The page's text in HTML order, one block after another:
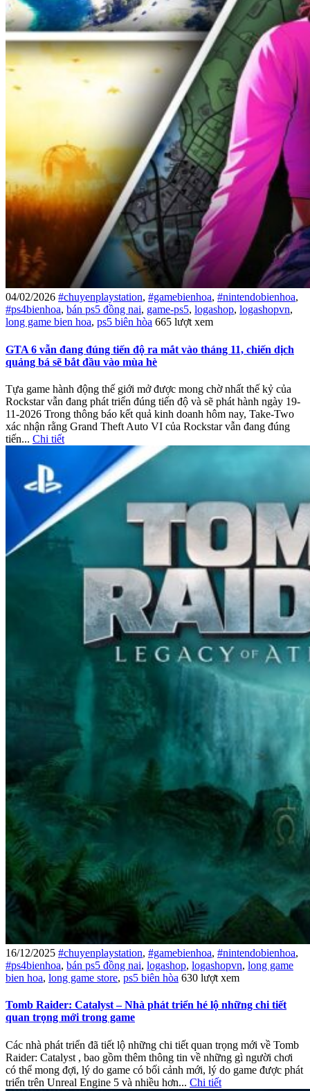
04/02/2026 #chuyenplaystation, #gamebienhoa, #nintendobienhoa,
#ps4bienhoa, bán ps5 đồng nai, game-ps5, logashop, logashopvn,
long game bien hoa, ps5 biên hòa 665 lượt xem
GTA 6 vẫn đang đúng tiến độ ra mắt vào tháng 11, chiến dịch
quảng bá sẽ bắt đầu vào mùa hè
Tựa game hành động thế giới mở được mong chờ nhất thế kỷ của
Rockstar vẫn đang phát triển đúng tiến độ và sẽ phát hành ngày 19-
11-2026 Trong thông báo kết quả kinh doanh hôm nay, Take-Two
xác nhận rằng Grand Theft Auto VI của Rockstar vẫn đang đúng
tiến... Chi tiết
16/12/2025 #chuyenplaystation, #gamebienhoa, #nintendobienhoa,
#ps4bienhoa, bán ps5 đồng nai, logashop, logashopvn, long game
bien hoa, long game store, ps5 biên hòa 630 lượt xem
Tomb Raider: Catalyst – Nhà phát triển hé lộ những chi tiết
quan trọng mới trong game
Các nhà phát triển đã tiết lộ những chi tiết quan trọng mới về Tomb
Raider: Catalyst , bao gồm thêm thông tin về những gì người chơi
có thể mong đợi, lý do game có bối cảnh mới, lý do game được phát
triển trên Unreal Engine 5 và nhiều hơn... Chi tiết